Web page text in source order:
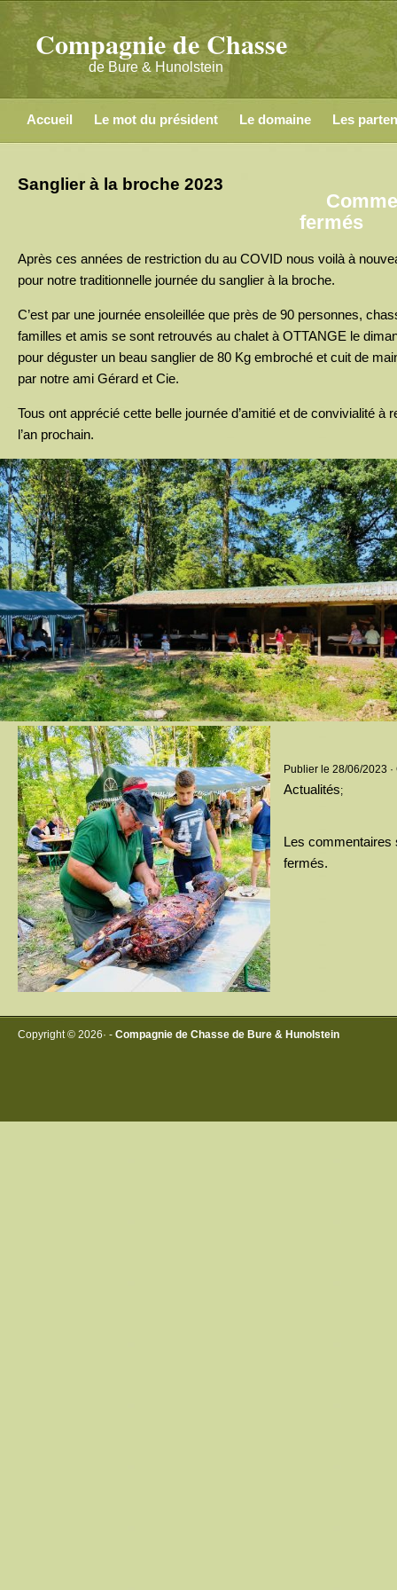
Compagnie de Chasse
de Bure & Hunolstein
Accueil Le mot du président Le domaine Les
Sanglier à la broche 2023
ferméssur
à
Après ces années de restriction du au COVID nous voilà à
pour notre traditionnelle journée du sanglier à la broche.
C’est par une journée ensoleillée que près de 90 personnes,
familles et amis se sont retrouvés au chalet à OTTANGE le
pour déguster un beau sanglier de 80 Kg embroché et cuit de
par notre ami Gérard et Cie.
Tous ont apprécié cette belle journée d’amitié et de convivialité à
l’an prochain.
Publier le 28/06/2023
Actualités;
Les commentaires
fermés.
Copyright © 2026· - Compagnie de Chasse de Bure & Hunolstein